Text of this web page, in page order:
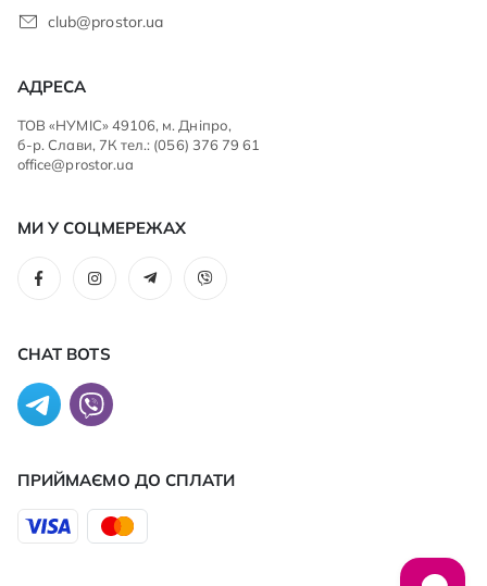
club@prostor.ua
АДРЕСА
ТОВ «НУМІС» 49106, м. Дніпро,
б-р. Слави, 7К тел.: (056) 376 79 61
office@prostor.ua
МИ У СОЦМЕРЕЖАХ
CHAT BOTS
ПРИЙМАЄМО ДО CПЛАТИ